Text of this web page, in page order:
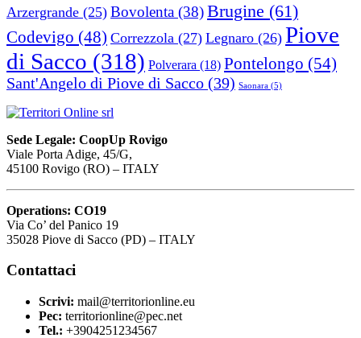
Arzergrande (25) Bovolenta (38)Brugine (61)
Codevigo (48) Correzzola (27) Legnaro (26) Piove
di Sacco (318) Polverara (18) Pontelongo (54)
Sant'Angelo di Piove di Sacco (39) Saonara (5)
Sede Legale: CoopUp Rovigo
Viale Porta Adige, 45/G,
45100 Rovigo (RO) – ITALY
Operations: CO19
Via Co’ del Panico 19
35028 Piove di Sacco (PD) – ITALY
Contattaci
Scrivi: mail@territorionline.eu
Pec: territorionline@pec.net
Tel.: +3904251234567